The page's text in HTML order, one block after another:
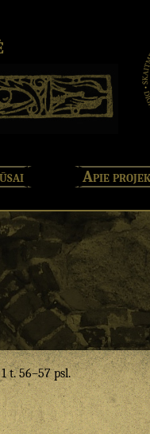
Apie
t. 56–57 psl.